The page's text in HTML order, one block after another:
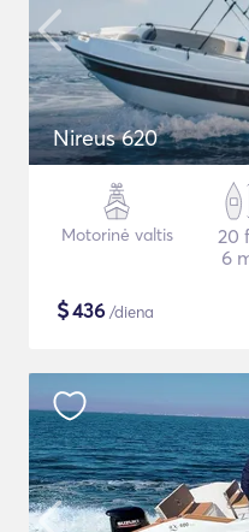
Nireus 620
Motorinė valtis
20
6
$436 /diena